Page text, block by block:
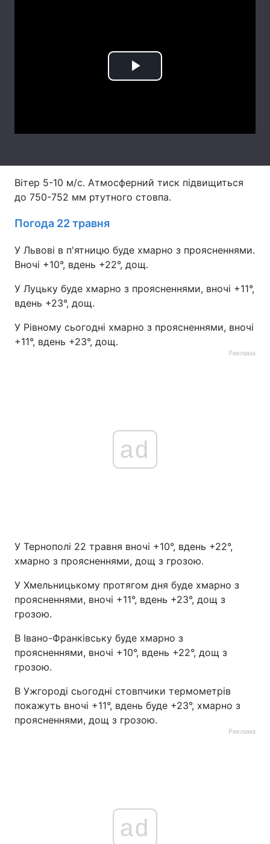
Статті
Послуги
Тема оформлення
Play
Вітер 5-10 м/с. Атмосферний тиск підвищиться
до 750-752 мм ртутного стовпа.
Погода 22 травня
У Львові в п'ятницю буде хмарно з проясненнями.
Вночі +10°, вдень +22°, дощ.
У Луцьку буде хмарно з проясненнями, вночі +11°,
вдень +23°, дощ.
У Рівному сьогодні хмарно з проясненнями, вночі
+11°, вдень +23°, дощ.
Реклама
ad
У Тернополі 22 травня вночі +10°, вдень +22°,
хмарно з проясненнями, дощ з грозою.
У Хмельницькому протягом дня буде хмарно з
проясненнями, вночі +11°, вдень +23°, дощ з
грозою.
В Івано-Франківську буде хмарно з
проясненнями, вночі +10°, вдень +22°, дощ з
грозою.
В Ужгороді сьогодні стовпчики термометрів
покажуть вночі +11°, вдень буде +23°, хмарно з
проясненнями, дощ з грозою.
Реклама
ad